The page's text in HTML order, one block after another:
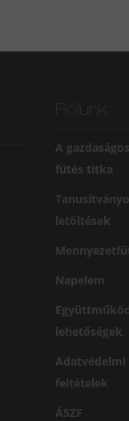
A
fűtés titka
letöltések
Napelem
lehetőségek
feltételek
ÁSZF